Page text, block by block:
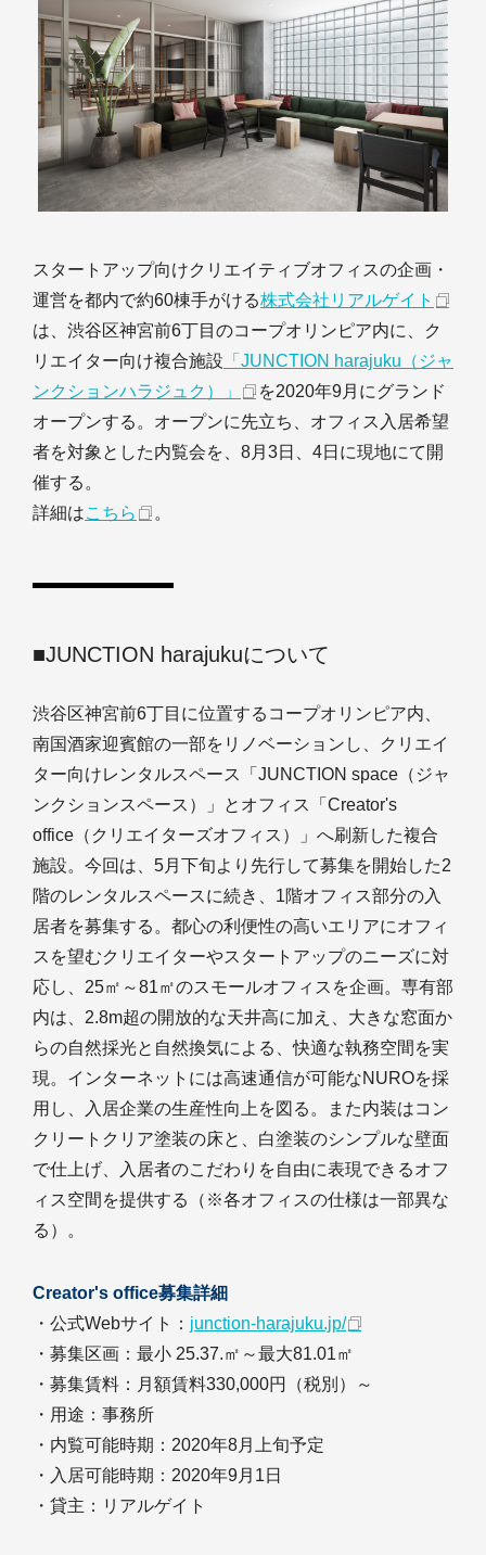
スタートアップ向けクリエイティブオフィスの企画・
運営を都内で約60棟手がける株式会社リアルゲイト
は、渋谷区神宮前6丁目のコープオリンピア内に、ク
リエイター向け複合施設 「JUNCTION harajuku（ジャ
ンクションハラジュク）」
を2020年9月にグランド
オープンする。オープンに先立ち、オフィス入居希望
者を対象とした内覧会を、8月3日、4日に現地にて開
催する。
詳細はこちら 。
■JUNCTION harajukuについて
渋谷区神宮前6丁目に位置するコープオリンピア内、
南国酒家迎賓館の一部をリノベーションし、クリエイ
ター向けレンタルスペース「JUNCTION space（ジャ
ンクションスペース）」とオフィス「Creator's
office（クリエイターズオフィス）」へ刷新した複合
施設。今回は、5月下旬より先行して募集を開始した2
階のレンタルスペースに続き、1階オフィス部分の入
居者を募集する。都心の利便性の高いエリアにオフィ
スを望むクリエイターやスタートアップのニーズに対
応し、25㎡～81㎡のスモールオフィスを企画。専有部
内は、2.8m超の開放的な天井高に加え、大きな窓面か
らの自然採光と自然換気による、快適な執務空間を実
現。インターネットには高速通信が可能なNUROを採
用し、入居企業の生産性向上を図る。また内装はコン
クリートクリア塗装の床と、白塗装のシンプルな壁面
で仕上げ、入居者のこだわりを自由に表現できるオフ
ィス空間を提供する（※各オフィスの仕様は一部異な
る）。
Creator's office募集詳細
・公式Webサイト： junction-harajuku.jp/
・募集区画：最小 25.37.㎡～最大81.01㎡
・募集賃料：月額賃料330,000円（税別）～
・用途：事務所
・内覧可能時期：2020年8月上旬予定
・入居可能時期：2020年9月1日
・貸主：リアルゲイト